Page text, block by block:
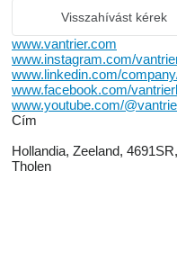
Visszahívást kérek
www.vantrier.com
www.instagram.com/
www.linkedin.com/
www.facebook.com/
www.youtube.com/
Сím
Hollandia, Zeeland,
Tholen